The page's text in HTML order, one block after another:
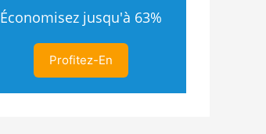
Économisez jusqu'à 63%
Profitez-En